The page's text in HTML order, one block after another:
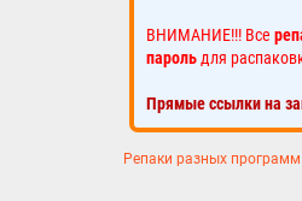
ВНИМАНИЕ!!! Все
пароль для
Прямые ссылки на
Репаки разных программ